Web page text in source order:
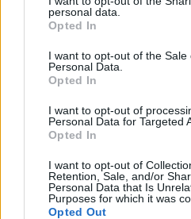
personal data.
Opted In
I want to opt-out of the Sale
Personal Data.
Opted In
I want to opt-out of
Personal Data for Targeted
Opted In
I want to opt-out of
Retention, Sale, and/or
Personal Data that Is
Purposes for which it was
Opted Out
δρόμους
CELEBRITIES